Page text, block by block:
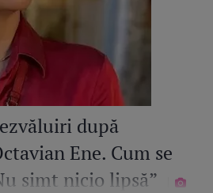
după
Ene. Cum se
simt nicio lipsă”